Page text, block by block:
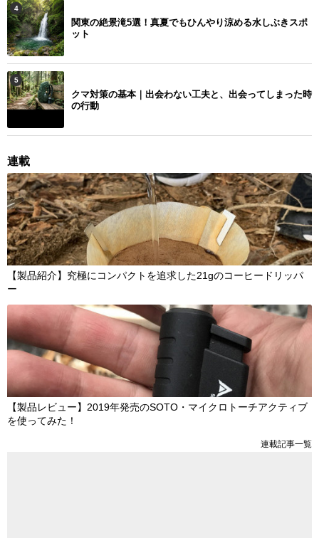
4
関東の絶景滝5選！真夏でもひんやり涼める水しぶきスポ
ット
5
クマ対策の基本｜出会わない工夫と、出会ってしまった時
の行動
連載
【製品紹介】究極にコンパクトを追求した21gのコーヒードリッパ
ー
【製品レビュー】2019年発売のSOTO・マイクロトーチアクティブ
を使ってみた！
連載記事一覧